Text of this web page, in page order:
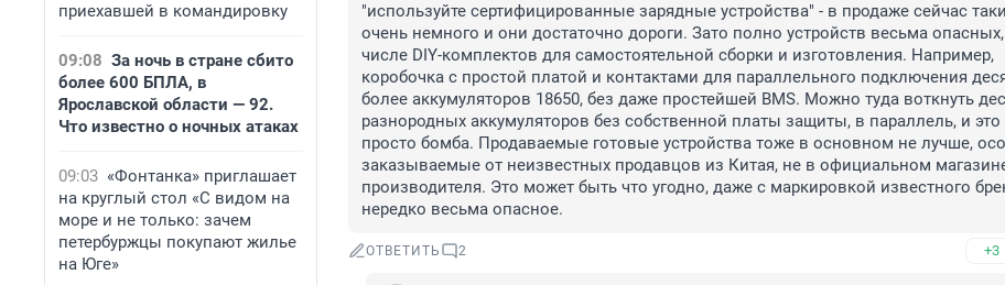
приехавшей в командировку
09:08 За ночь в стране сбито
более 600 БПЛА, в
Ярославской области — 92.
Что известно о ночных атаках
09:03 «Фонтанка» приглашает
на круглый стол «С видом на
море и не только: зачем
петербуржцы покупают жилье
на Юге»
"используйте сертифицированные зарядные устройства" - в продаже сейчас
очень немного и они достаточно дороги. Зато полно устройств весьма
числе DIY-комплектов для самостоятельной сборки и изготовления. Например,
коробочка с простой платой и контактами для параллельного подключения
более аккумуляторов 18650, без даже простейшей BMS. Можно туда воткнуть
разнородных аккумуляторов без собственной платы защиты, в параллель, и это
просто бомба. Продаваемые готовые устройства тоже в основном не лучше,
заказываемые от неизвестных продавцов из Китая, не в официальном
производителя. Это может быть что угодно, даже с маркировкой известного
нередко весьма опасное.
ОТВЕТИТЬ 2 +3